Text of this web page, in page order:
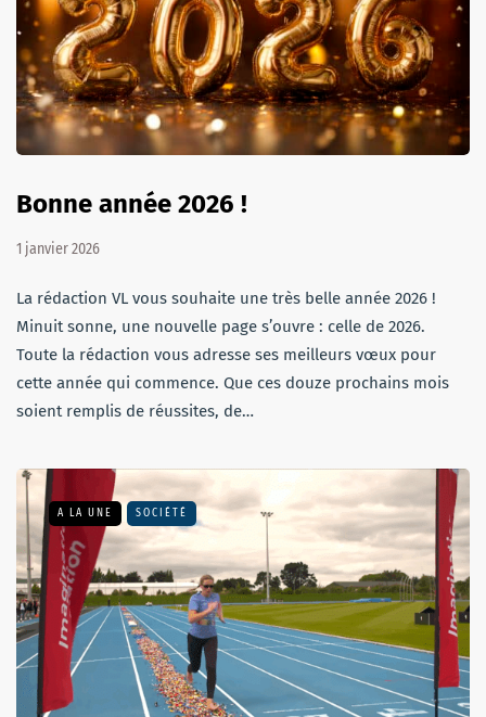
Bonne année 2026 !
1 janvier 2026
La rédaction VL vous souhaite une très belle année 2026 !
Minuit sonne, une nouvelle page s’ouvre : celle de 2026.
Toute la rédaction vous adresse ses meilleurs vœux pour
cette année qui commence. Que ces douze prochains mois
soient remplis de réussites, de…
A LA UNE SOCIÉTÉ